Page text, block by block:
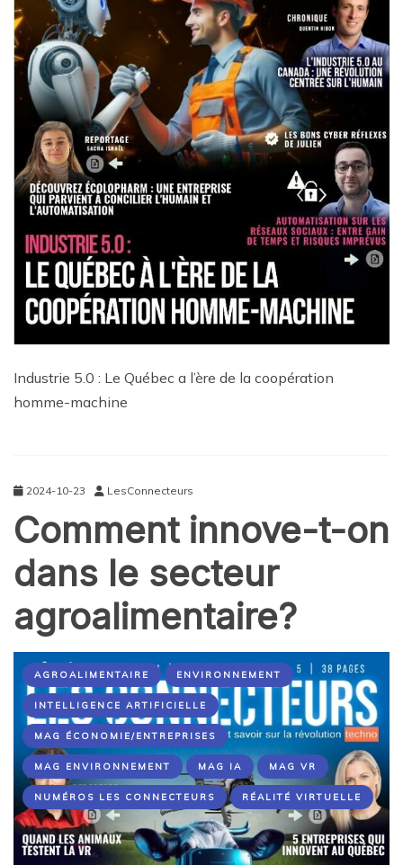
Industrie 5.0 : Le Québec a l’ère de la coopération
homme-machine
2024-10-23 LesConnecteurs
Comment innove-t-on
dans le secteur
agroalimentaire?
AGROALIMENTAIRE ENVIRONNEMENT
INTELLIGENCE ARTIFICIELLE
MAG ÉCONOMIE/ENTREPRISES
MAG ENVIRONNEMENT MAG IA MAG VR
NUMÉROS LES CONNECTEURS RÉALITÉ VIRTUELLE